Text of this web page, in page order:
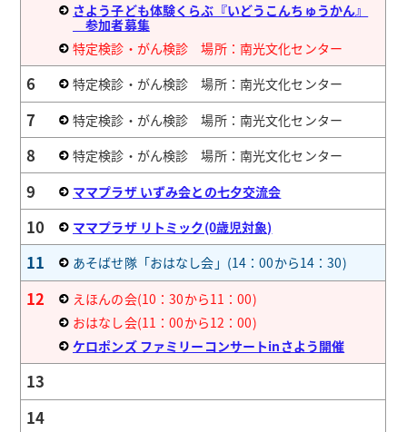
さよう子ども体験くらぶ『いどうこんちゅうかん』
参加者募集
特定検診・がん検診 場所：南光文化センター
6 特定検診・がん検診 場所：南光文化センター
7 特定検診・がん検診 場所：南光文化センター
8 特定検診・がん検診 場所：南光文化センター
9 ママプラザ いずみ会との七夕交流会
10 ママプラザ リトミック(0歳児対象)
11 あそばせ隊「おはなし会」(14：00から14：30)
12
えほんの会(10：30から11：00)
おはなし会(11：00から12：00)
ケロポンズ ファミリーコンサートinさよう開催
13
14